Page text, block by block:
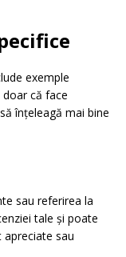
exemple
că face
înțeleagă mai bine
sau referirea la
tale și poate
sau